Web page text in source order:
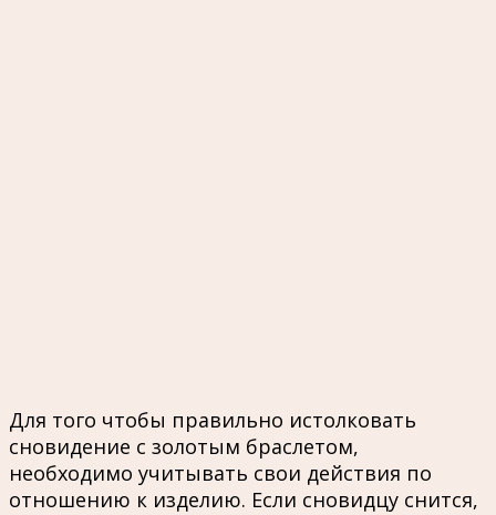
Для того чтобы правильно истолковать
сновидение с золотым браслетом,
необходимо учитывать свои действия по
отношению к изделию. Если сновидцу снится,